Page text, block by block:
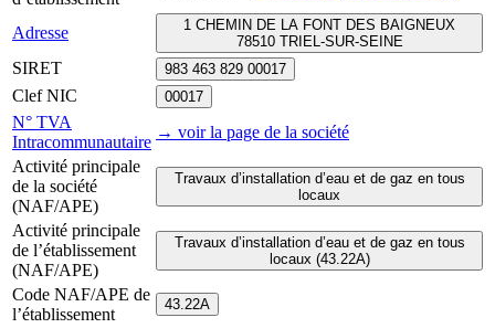
Adresse
1 CHEMIN DE LA FONT DES BAIGNEUX
78510 TRIEL-SUR-SEINE
SIRET 983 463 829 00017
Clef NIC 00017
N° TVA
Intracommunautaire
→ voir la page de la société
Activité principale
de la société
(NAF/APE)
Travaux d’installation d’eau et de gaz en tous
locaux
Activité principale
de l’établissement
(NAF/APE)
Travaux d’installation d’eau et de gaz en tous
locaux (43.22A)
Code NAF/APE de
l’établissement
43.22A